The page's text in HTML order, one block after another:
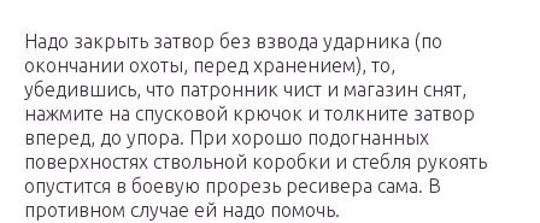
Надо закрыть затвор без взвода ударника (по
окончании охоты, перед хранением), то,
убедившись, что патронник чист и магазин снят,
нажмите на спусковой крючок и толкните затвор
вперед, до упора. При хорошо подогнанных
поверхностях ствольной коробки и стебля рукоять
опустится в боевую прорезь ресивера сама. В
противном случае ей надо помочь.